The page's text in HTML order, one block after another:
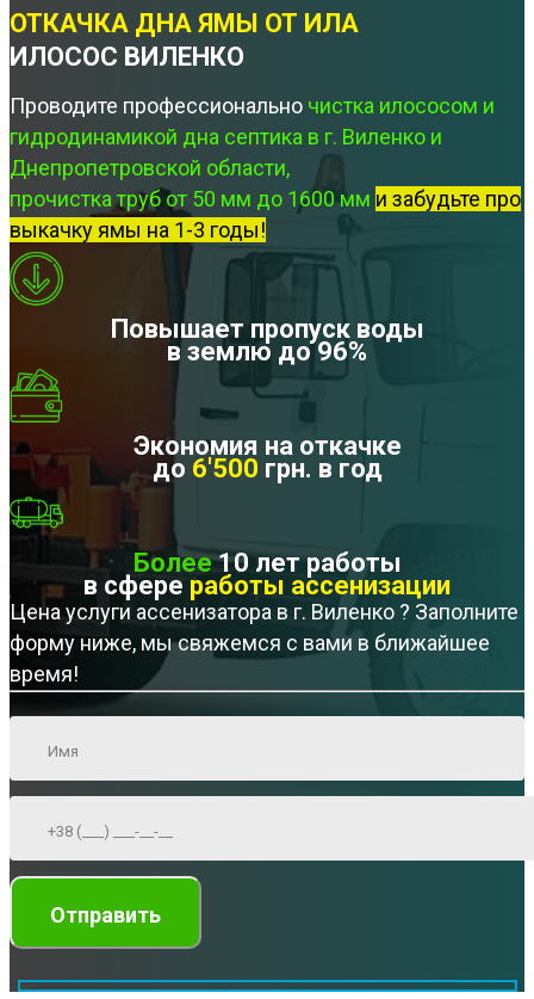
ОТКАЧКА ДНА ЯМЫ ОТ ИЛА
ИЛОСОС ВИЛЕНКО
Проводите профессионально чистка илососом и
гидродинамикой дна септика в г. Виленко и
Днепропетровской области,
прочистка труб от 50 мм до 1600 мм и забудьте про
выкачку ямы на 1-3 годы!
Повышает пропуск воды
в землю до 96%
Экономия на откачке
до 6'500 грн. в год
Более10 лет работы
в сфере работы ассенизации
Цена услуги ассенизатора в г. Виленко ? Заполните
форму ниже, мы свяжемся с вами в ближайшее
время!